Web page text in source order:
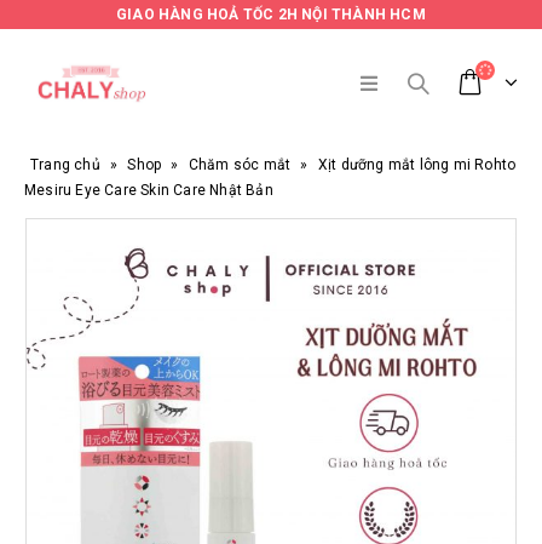
GIAO HÀNG HOẢ TỐC 2H NỘI THÀNH HCM
Trang chủ » Shop » Chăm sóc mắt »
Xịt dưỡng mắt lông mi Rohto
Mesiru Eye Care Skin Care Nhật Bản